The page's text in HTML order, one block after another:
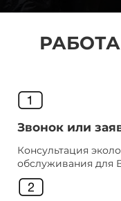
Звонок или
Консультация
обслуживания для